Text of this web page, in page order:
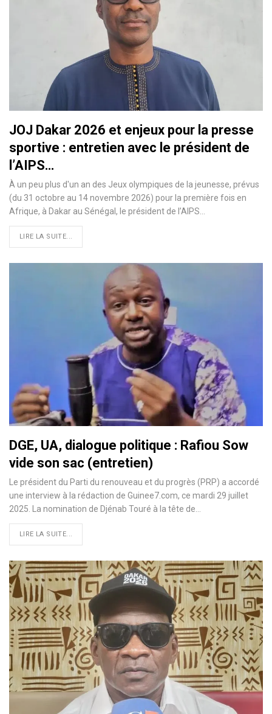
JOJ Dakar 2026 et enjeux pour la presse
sportive : entretien avec le président de
l’AIPS…
À un peu plus d'un an des Jeux olympiques de la jeunesse, prévus
(du 31 octobre au 14 novembre 2026) pour la première fois en
Afrique, à Dakar au Sénégal, le président de l’AIPS…
LIRE LA SUITE...
DGE, UA, dialogue politique : Rafiou Sow
vide son sac (entretien)
Le président du Parti du renouveau et du progrès (PRP) a accordé
une interview à la rédaction de Guinee7.com, ce mardi 29 juillet
2025. La nomination de Djénab Touré à la tête de…
LIRE LA SUITE...